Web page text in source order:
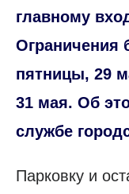
главному
Ограничения
пятницы, 29
31 мая. Об
службе
Парковку и